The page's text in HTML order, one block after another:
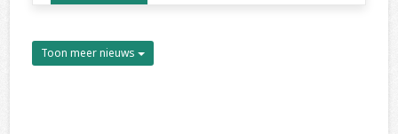
Toon meer nieuws